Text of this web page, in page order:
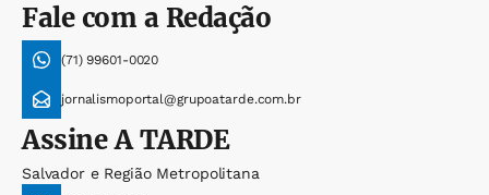
Fale com a Redação
(71) 99601-0020
jornalismoportal@grupoatarde.com.br
AssineA TARDE
Salvador e Região Metropolitana